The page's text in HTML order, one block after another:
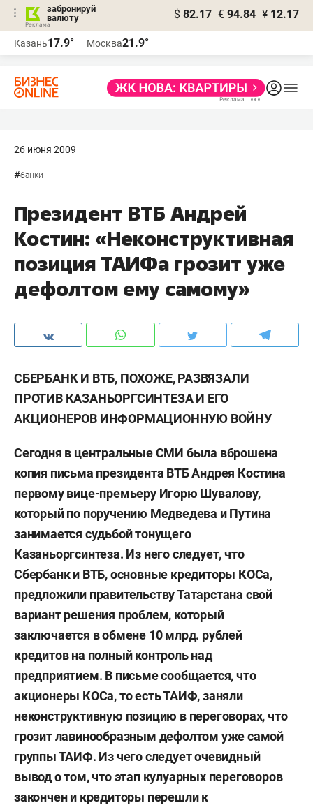
забронируй
валюту
$ 82.17 € 94.84 ¥ 12.17
Казань17.9° Москва21.9°
26 июня 2009
#банки
Президент ВТБ Андрей
Костин: «Неконструктивная
позиция ТАИФа грозит уже
дефолтом ему самому»
СБЕРБАНК И ВТБ, ПОХОЖЕ, РАЗВЯЗАЛИ
ПРОТИВ КАЗАНЬОРГСИНТЕЗА И ЕГО
АКЦИОНЕРОВ ИНФОРМАЦИОННУЮ ВОЙНУ
Сегодня в центральные СМИ была вброшена
копия письма президента ВТБ Андрея Костина
первому вице-премьеру Игорю Шувалову,
который по поручению Медведева и Путина
занимается судьбой тонущего
Казаньоргсинтеза. Из него следует, что
Сбербанк и ВТБ, основные кредиторы КОСа,
предложили правительству Татарстана свой
вариант решения проблем, который
заключается в обмене 10 млрд. рублей
кредитов на полный контроль над
предприятием. В письме сообщается, что
акционеры КОСа, то есть ТАИФ, заняли
неконструктивную позицию в переговорах, что
грозит лавинообразным дефолтом уже самой
группы ТАИФ. Из чего следует очевидный
вывод о том, что этап кулуарных переговоров
закончен и кредиторы перешли к